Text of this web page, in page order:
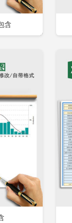
含
立即下载